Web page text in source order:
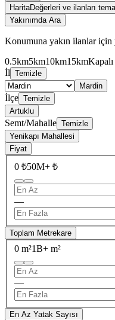
HaritaDeğerleri ve ilanları
Yakınımda Ara
Konumuna yakın ilanlar için
0.5km5km10km15kmKapalı
İl Temizle
Mardin
İlçe Temizle
Artuklu
Semt/Mahalle Temizle
Yenikapı Mahallesi
Fiyat
0 ₺50M+ ₺
—
Toplam Metrekare
0 m²1B+ m²
—
En Az Yatak Sayısı